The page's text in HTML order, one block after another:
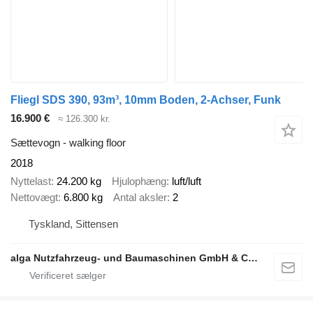
Fliegl SDS 390, 93m³, 10mm Boden, 2-Achser, Funk
16.900 €
≈ 126.300 kr.
Sættevogn - walking floor
2018
Nyttelast 24.200 kg Hjulophæng luft/luft
Nettovægt 6.800 kg Antal aksler 2
Tyskland, Sittensen
alga Nutzfahrzeug- und Baumaschinen GmbH & Co. KG